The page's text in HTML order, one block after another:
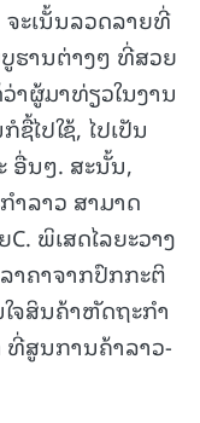
ະເນັ້ນລວດລາຍທີ່
ຮານຕ່າງໆ ທີ່ສວຍ
າຜູ້ມາທ່ຽວໃນງານ
ໄປໃຊ້, ໄປເປັນ
ອື່ນໆ. ສະນັ້ນ,
າລາວ ສາມາດ
ພິເສດໄລຍະວາງ
າຄາຈາກປົກກະຕິ
ຈສິນຄ້າຫັດຖະກໍາ
ທີ່ສູນການຄ້າລາວ-